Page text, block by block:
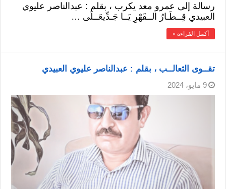
رسالة إلى عمرو معد يكرب ، بقلم : عبدالناصر عليوي
العبيدي قِــطَـارُ الــقَهْرِ يَــا جَـدِّيعَــلَى …
أكمل القراءة »
تقــوى الثعالــب ، بقلم : عبدالناصر عليوي العبيدي
9 مايو، 2024